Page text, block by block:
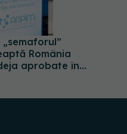
România
aprobate în